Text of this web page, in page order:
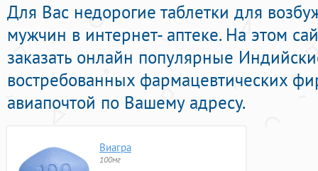
Для Вас недорогие таблетки для
мужчин в интернет- аптеке. На этом
заказать онлайн популярные
востребованных фармацевтических
авиапочтой по Вашему адресу.
Виагра
100мг